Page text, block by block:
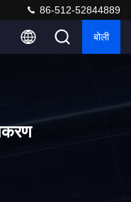
86-512-52844889
बोली